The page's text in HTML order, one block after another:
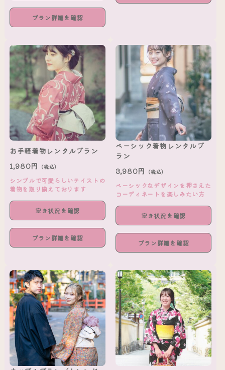
プラン詳細を確認
お手軽着物レンタルプラン
1,980円 （税込）
シンプルで可愛らしいテイストの
着物を取り揃えております
空き状況を確認
プラン詳細を確認
ベーシック着物レンタルプ
ラン
3,980円 （税込）
ベーシックなデザインを押さえた
コーディネートを楽しみたい方
空き状況を確認
プラン詳細を確認